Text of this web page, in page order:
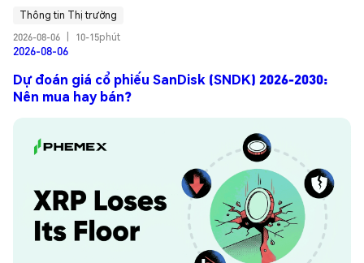
Thông tin Thị trường
2026-08-06
10-15phút
2026-08-06
Dự đoán giá cổ phiếu SanDisk (SNDK) 2026-2030:
Nên mua hay bán?